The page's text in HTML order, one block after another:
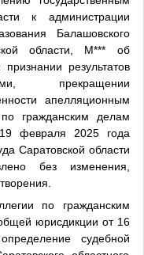
к администрации
Балашовского
области, М*** об
результатов
прекращении
апелляционным
гражданским делам
19 февраля 2025 года
Саратовской области
без изменения,
по гражданским
юрисдикции от 16
судебной